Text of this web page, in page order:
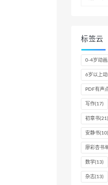
标签云
0-4岁动画
6岁以上动
PDF有声
写作(17)
初章书(21)
安静书(10)
廖彩杏书
数学(13)
杂志(13)